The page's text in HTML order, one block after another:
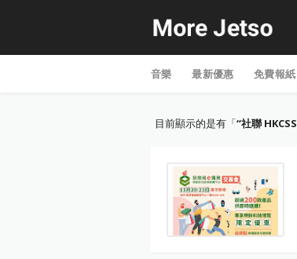
音樂 最新優惠 免費報紙
目前顯示的是有「 社聯 HKCSS